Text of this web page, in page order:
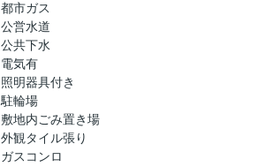
都市ガス
公営水道
公共下水
電気有
照明器具付き
駐輪場
敷地内ごみ置き場
外観タイル張り
ガスコンロ